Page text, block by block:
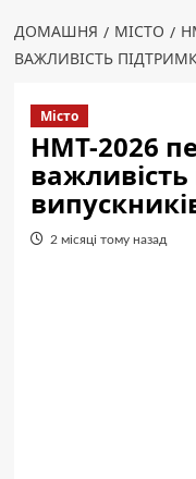
ДОМАШНЯ МІСТО
ВАЖЛИВІСТЬ
Місто
НМТ-2026
2 місяці тому назад